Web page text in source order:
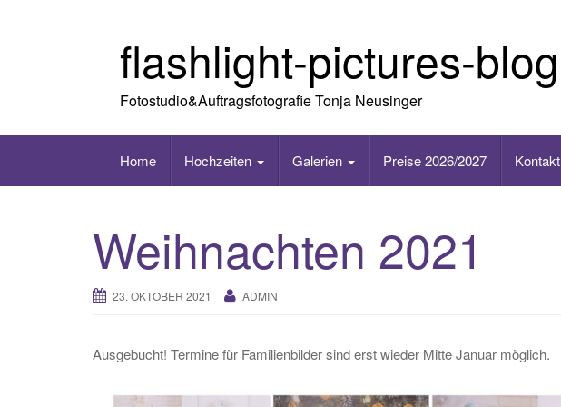
flashlight-pictures-blog
Fotostudio&Auftragsfotografie Tonja Neusinger
Home Hochzeiten Galerien Preise 2026/2027 Kontakt
Weihnachten 2021
23. OKTOBER 2021 ADMIN
Ausgebucht! Termine für Familienbilder sind erst wieder Mitte Januar möglich.